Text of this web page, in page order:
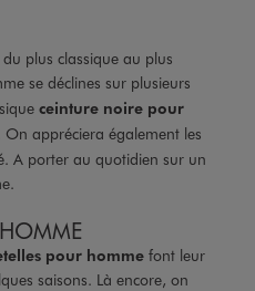
plus classique au plus
se déclines sur plusieurs
ceinture noire pour
appréciera également les
A porter au quotidien sur un
HOMME
pour hommefont leur
saisons. Là encore, on